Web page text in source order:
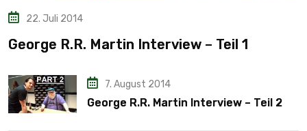
22. Juli 2014
George R.R. Martin Interview – Teil 1
7. August 2014
George R.R. Martin Interview – Teil 2